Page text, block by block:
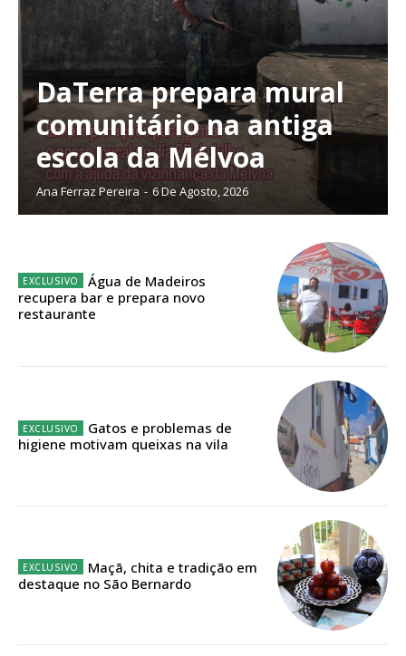
Planos de Assinatura
Faça-se assinante do Região de Cister e ajude-nos a manter este serviço
Sendo assinante terá acesso a todos os conteúdos exclusivos e versões
12 meses
DaTerra prepara mural
comunitário na antiga
escola da Mélvoa
Ana Ferraz Pereira - 6 De Agosto, 2026
Água de Madeiros
recupera bar e prepara novo
restaurante
Gatos e problemas de
higiene motivam queixas na vila
Maçã, chita e tradição em
destaque no São Bernardo